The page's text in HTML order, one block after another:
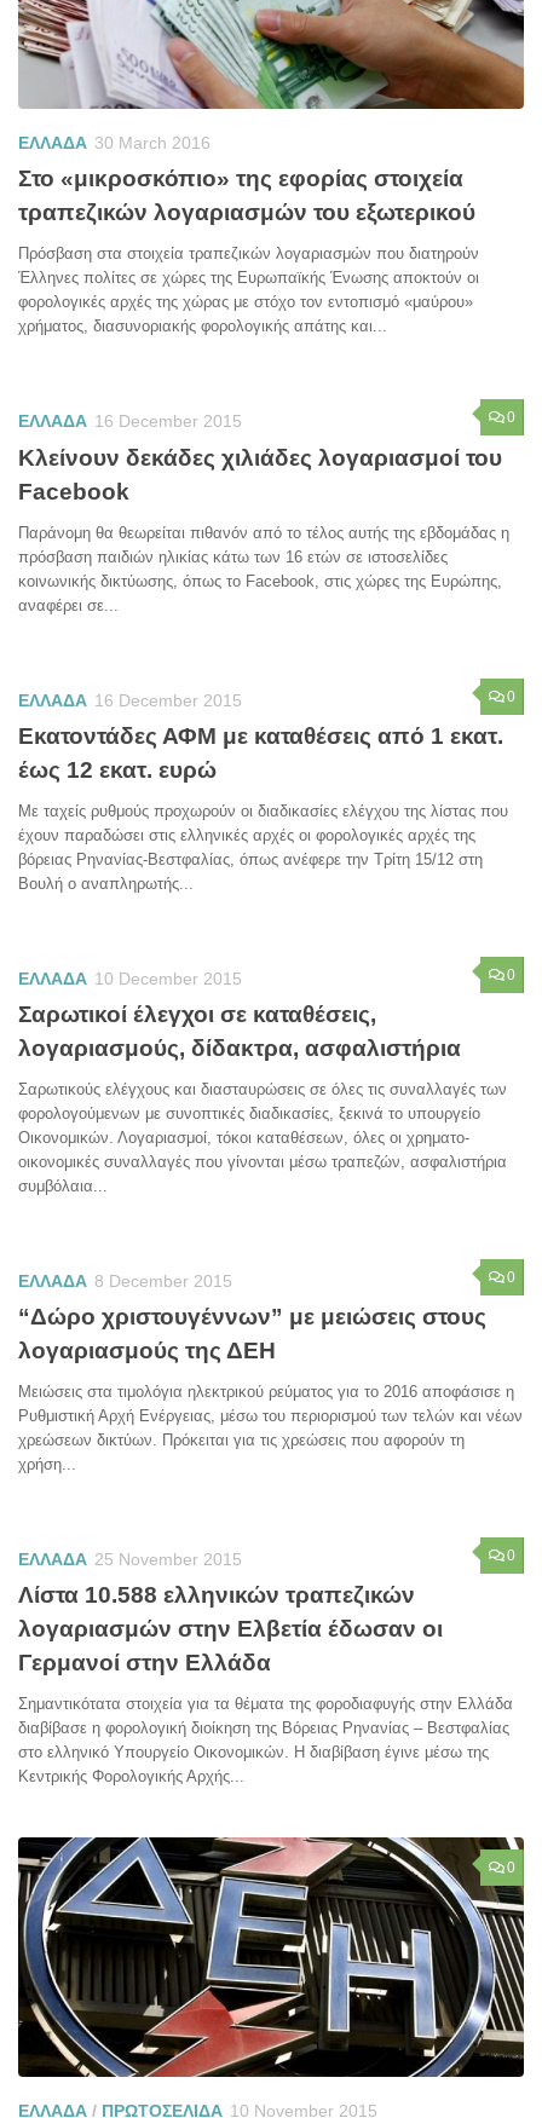
ΕΛΛΑΔΑ 30 March 2016
Στο «μικροσκόπιο» της εφορίας στοιχεία
τραπεζικών λογαριασμών του εξωτερικού
Πρόσβαση στα στοιχεία τραπεζικών λογαριασμών που διατηρούν
Έλληνες πολίτες σε χώρες της Ευρωπαϊκής Ένωσης αποκτούν οι
φορολογικές αρχές της χώρας με στόχο τον εντοπισμό «μαύρου»
χρήματος, διασυνοριακής φορολογικής απάτης και...
0
ΕΛΛΑΔΑ 16 December 2015
Κλείνουν δεκάδες χιλιάδες λογαριασμοί του
Facebook
Παράνομη θα θεωρείται πιθανόν από το τέλος αυτής της εβδομάδας η
πρόσβαση παιδιών ηλικίας κάτω των 16 ετών σε ιστοσελίδες
κοινωνικής δικτύωσης, όπως το Facebook, στις χώρες της Ευρώπης,
αναφέρει σε...
0
ΕΛΛΑΔΑ 16 December 2015
Εκατοντάδες ΑΦΜ με καταθέσεις από 1 εκατ.
έως 12 εκατ. ευρώ
Με ταχείς ρυθμούς προχωρούν οι διαδικασίες ελέγχου της λίστας που
έχουν παραδώσει στις ελληνικές αρχές οι φορολογικές αρχές της
βόρειας Ρηνανίας-Βεστφαλίας, όπως ανέφερε την Τρίτη 15/12 στη
Βουλή ο αναπληρωτής...
0
ΕΛΛΑΔΑ 10 December 2015
Σαρωτικοί έλεγχοι σε καταθέσεις,
λογαριασμούς, δίδακτρα, ασφαλιστήρια
Σαρωτικούς ελέγχους και διασταυρώσεις σε όλες τις συναλλαγές των
φορολογούμενων με συνοπτικές διαδικασίες, ξεκινά το υπουργείο
Οικονομικών. Λογαριασμοί, τόκοι καταθέσεων, όλες οι χρηματο-
οικονομικές συναλλαγές που γίνονται μέσω τραπεζών, ασφαλιστήρια
συμβόλαια...
0
ΕΛΛΑΔΑ 8 December 2015
“Δώρο χριστουγέννων” με μειώσεις στους
λογαριασμούς της ΔΕΗ
Μειώσεις στα τιμολόγια ηλεκτρικού ρεύματος για το 2016 αποφάσισε η
Ρυθμιστική Αρχή Ενέργειας, μέσω του περιορισμού των τελών και νέων
χρεώσεων δικτύων. Πρόκειται για τις χρεώσεις που αφορούν τη
χρήση...
0
ΕΛΛΑΔΑ 25 November 2015
Λίστα 10.588 ελληνικών τραπεζικών
λογαριασμών στην Ελβετία έδωσαν οι
Γερμανοί στην Ελλάδα
Σημαντικότατα στοιχεία για τα θέματα της φοροδιαφυγής στην Ελλάδα
διαβίβασε η φορολογική διοίκηση της Βόρειας Ρηνανίας – Βεστφαλίας
στο ελληνικό Υπουργείο Οικονομικών. Η διαβίβαση έγινε μέσω της
Κεντρικής Φορολογικής Αρχής...
0
ΕΛΛΑΔΑ / ΠΡΩΤΟΣΕΛΙΔΑ 10 November 2015